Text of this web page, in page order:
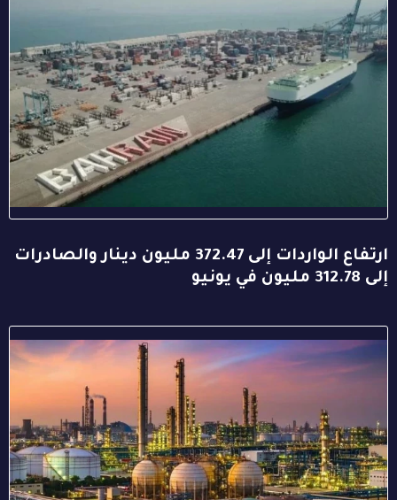
ارتفاع الواردات إلى 372.47 مليون دينار والصادرات
إلى 312.78 مليون في يونيو